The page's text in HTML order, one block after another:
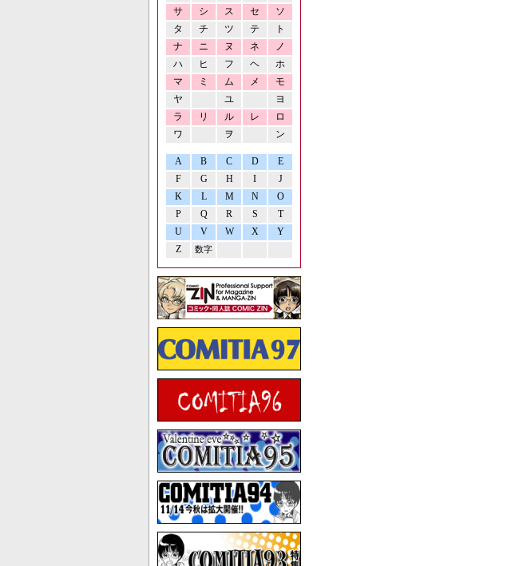
サ
シ ス セ
ソ
タ
チ ツ テ
ト
ナ
ニ ヌ ネ
ノ
ハ
ヒ フ ヘ
ホ
マ
ミ ム メ
モ
ヤ
ユ
ヨ
ラ
リ ル レ
ロ
ワ
ヲ ン
A B C D
E
F
G H I
J
K
L M N
O
P
Q R S
T
U
V W X
Y
Z
数字